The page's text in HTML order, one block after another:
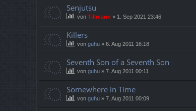
Senjutsu
von Tillmann » 1. Sep 2021 23:46
Killers
von guhu » 6. Aug 2011 16:18
Seventh Son of a Seventh Son
von guhu » 7. Aug 2011 00:11
Somewhere in Time
von guhu » 7. Aug 2011 00:09